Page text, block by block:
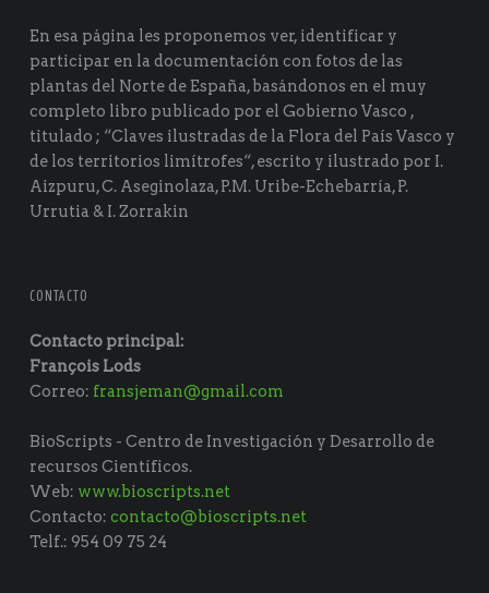
En esa página les proponemos ver, identificar y
participar en la documentación con fotos de las
plantas del Norte de España, basándonos en el muy
completo libro publicado por el Gobierno Vasco ,
titulado ; “Claves ilustradas de la Flora del País Vasco y
de los territorios limítrofes“, escrito y ilustrado por I.
Aizpuru, C. Aseginolaza, P.M. Uribe-Echebarría, P.
Urrutia & I. Zorrakin
CONTACTO
Contacto principal:
François Lods
Correo: fransjeman@gmail.com
BioScripts - Centro de Investigación y Desarrollo de
recursos Científicos.
Web: www.bioscripts.net
Contacto:contacto@bioscripts.net
Telf.: 954 09 75 24